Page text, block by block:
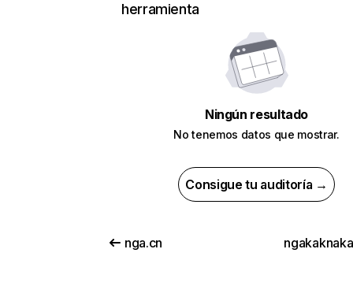
herramienta
Ningún resultado
No tenemos datos que mostrar.
Consigue tu auditoría →
nga.cn